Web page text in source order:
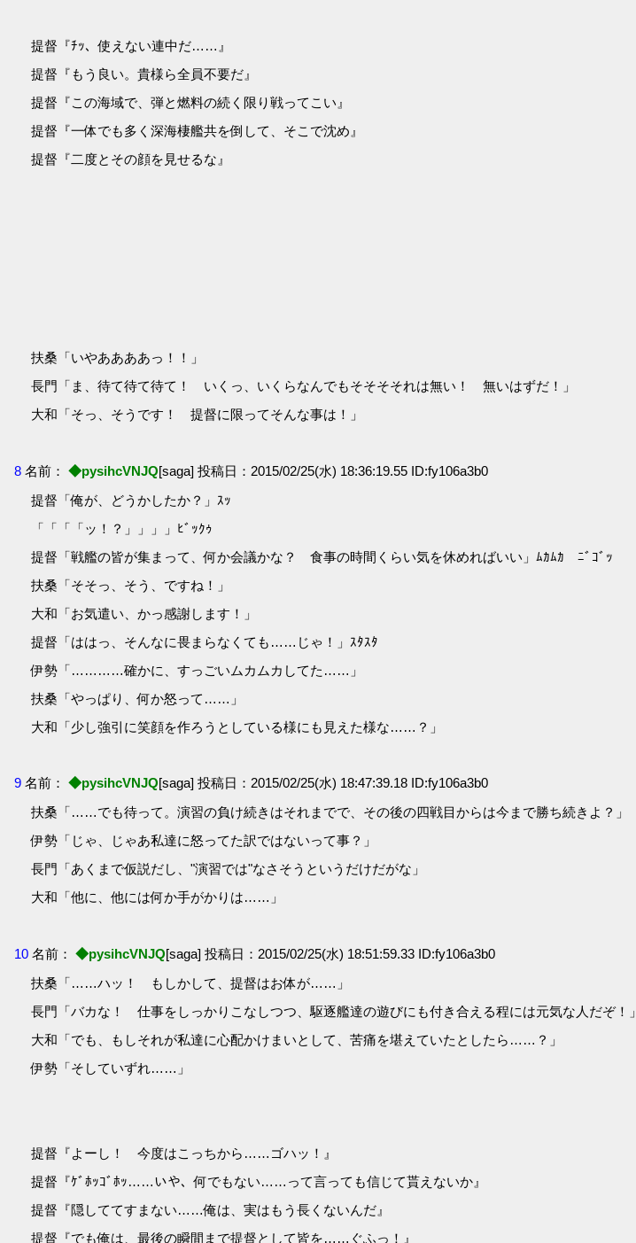
提督『ﾁｯ、使えない連中だ……』
提督『もう良い。貴様ら全員不要だ』
提督『この海域で、弾と燃料の続く限り戦ってこい』
提督『一体でも多く深海棲艦共を倒して、そこで沈め』
提督『二度とその顔を見せるな』
扶桑「いやああああっ！！」
長門「ま、待て待て待て！ いくっ、いくらなんでもそそそそれは無い！ 無いはずだ！」
大和「そっ、そうです！ 提督に限ってそんな事は！」
8 名前： ◆pysihcVNJQ[saga] 投稿日：2015/02/25(水) 18:36:19.55 ID:fy106a3b0
提督「俺が、どうかしたか？」ｽｯ
「「「「ッ！？」」」」ﾋﾞｯｸｩ
提督「戦艦の皆が集まって、何か会議かな？ 食事の時間くらい気を休めればいい」ﾑｶﾑｶ ﾆﾞｺﾞｯ
扶桑「そそっ、そう、ですね！」
大和「お気遣い、かっ感謝します！」
提督「ははっ、そんなに畏まらなくても……じゃ！」ｽﾀｽﾀ
伊勢「…………確かに、すっごいムカムカしてた……」
扶桑「やっぱり、何か怒って……」
大和「少し強引に笑顔を作ろうとしている様にも見えた様な……？」
9 名前： ◆pysihcVNJQ[saga] 投稿日：2015/02/25(水) 18:47:39.18 ID:fy106a3b0
扶桑「……でも待って。演習の負け続きはそれまでで、その後の四戦目からは今まで勝ち続きよ？」
伊勢「じゃ、じゃあ私達に怒ってた訳ではないって事？」
長門「あくまで仮説だし、"演習では"なさそうというだけだがな」
大和「他に、他には何か手がかりは……」
10 名前： ◆pysihcVNJQ[saga] 投稿日：2015/02/25(水) 18:51:59.33 ID:fy106a3b0
扶桑「……ハッ！ もしかして、提督はお体が……」
長門「バカな！ 仕事をしっかりこなしつつ、駆逐艦達の遊びにも付き合える程には元気な人だぞ！」
大和「でも、もしそれが私達に心配かけまいとして、苦痛を堪えていたとしたら……？」
伊勢「そしていずれ……」
提督『よーし！ 今度はこっちから……ゴハッ！』
提督『ｹﾞﾎｯｺﾞﾎｯ……いや、何でもない……って言っても信じて貰えないか』
提督『隠しててすまない……俺は、実はもう長くないんだ』
提督『でも俺は、最後の瞬間まで提督として皆を……ぐふっ！』